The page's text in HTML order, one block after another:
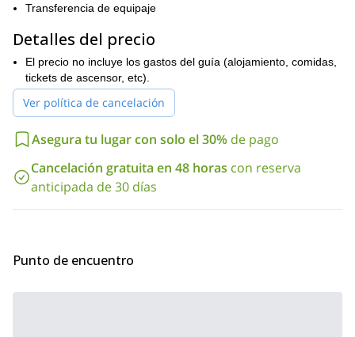
¿Qué tan difícil es la Haute Route Clásica? Es
difícil que el Tour du Mont Blanc
no técnica adecuada para senderistas regulares. Sin embargo,
no es un programa para principiantes, por lo que recomiendo
probar algo un poco más fácil si esta es tu primera vez. Aparte de
algunas secciones pequeñas donde es importante tener cuidado,
caminar es generalmente bastante sencillo.
¿Te parece un buen plan? Entonces contáctame ahora y
reserva tus fechas. Estaré encantado de ser tu guía durante
esta increíble caminata a lo largo de las secciones más bellas
de los Alpes.
Transferencia de equipaje
Detalles del precio
El precio no incluye los gastos del guía (alojamiento, comidas,
tickets de ascensor, etc).
Ver política de cancelación
Asegura tu lugar con solo el 30% de pago
Cancelación gratuita en 48 horas con reserva
anticipada de 30 días
Punto de encuentro